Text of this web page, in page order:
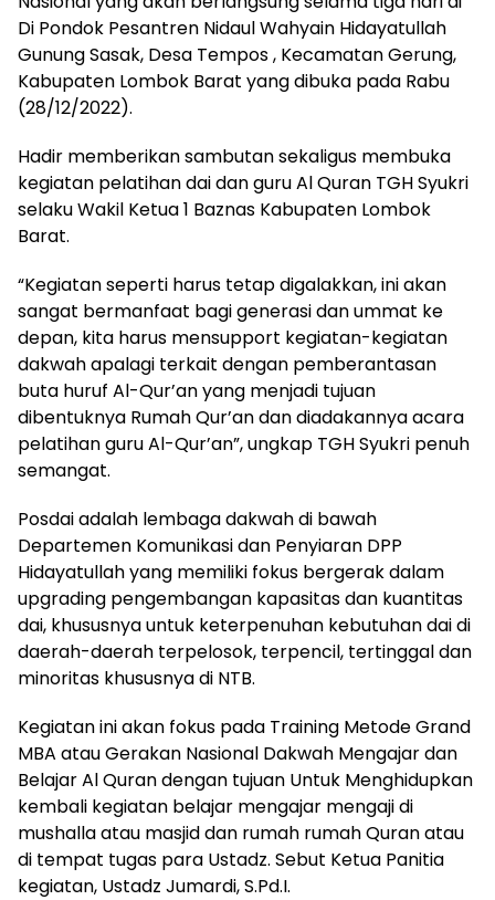
Di Pondok Pesantren Nidaul Wahyain Hidayatullah
Gunung Sasak, Desa Tempos , Kecamatan Gerung,
Kabupaten Lombok Barat yang dibuka pada Rabu
(28/12/2022).
Hadir memberikan sambutan sekaligus membuka
kegiatan pelatihan dai dan guru Al Quran TGH Syukri
selaku Wakil Ketua 1 Baznas Kabupaten Lombok
Barat.
“Kegiatan seperti harus tetap digalakkan, ini akan
sangat bermanfaat bagi generasi dan ummat ke
depan, kita harus mensupport kegiatan-kegiatan
dakwah apalagi terkait dengan pemberantasan
buta huruf Al-Qur’an yang menjadi tujuan
dibentuknya Rumah Qur’an dan diadakannya acara
pelatihan guru Al-Qur’an”, ungkap TGH Syukri penuh
semangat.
Posdai adalah lembaga dakwah di bawah
Departemen Komunikasi dan Penyiaran DPP
Hidayatullah yang memiliki fokus bergerak dalam
upgrading pengembangan kapasitas dan kuantitas
dai, khususnya untuk keterpenuhan kebutuhan dai di
daerah-daerah terpelosok, terpencil, tertinggal dan
minoritas khususnya di NTB.
Kegiatan ini akan fokus pada Training Metode Grand
MBA atau Gerakan Nasional Dakwah Mengajar dan
Belajar Al Quran dengan tujuan Untuk Menghidupkan
kembali kegiatan belajar mengajar mengaji di
mushalla atau masjid dan rumah rumah Quran atau
di tempat tugas para Ustadz. Sebut Ketua Panitia
kegiatan, Ustadz Jumardi, S.Pd.I.